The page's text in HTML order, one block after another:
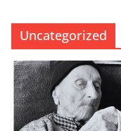
Uncategorized